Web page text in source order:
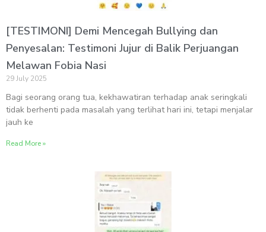
[TESTIMONI] Demi Mencegah Bullying dan
Penyesalan: Testimoni Jujur di Balik Perjuangan
Melawan Fobia Nasi
29 July 2025
Bagi seorang orang tua, kekhawatiran terhadap anak seringkali
tidak berhenti pada masalah yang terlihat hari ini, tetapi menjalar
jauh ke
Read More »